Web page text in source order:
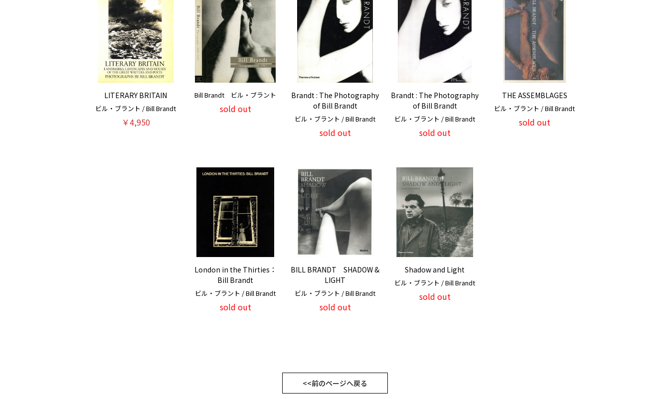
LITERARY BRITAIN
ビル・ブラント / Bill Brandt
￥4,950
Bill Brandt ビル・ブラント
sold out
Brandt : The Photography
of Bill Brandt
ビル・ブラント / Bill Brandt
sold out
Brandt : The Photography
of Bill Brandt
ビル・ブラント / Bill Brandt
sold out
THE ASSEMBLAGES
ビル・ブラント / Bill Brandt
sold out
London in the Thirties：
Bill Brandt
ビル・ブラント / Bill Brandt
sold out
BILL BRANDT SHADOW &
LIGHT
ビル・ブラント / Bill Brandt
sold out
Shadow and Light
ビル・ブラント / Bill Brandt
sold out
<<前のページへ戻る